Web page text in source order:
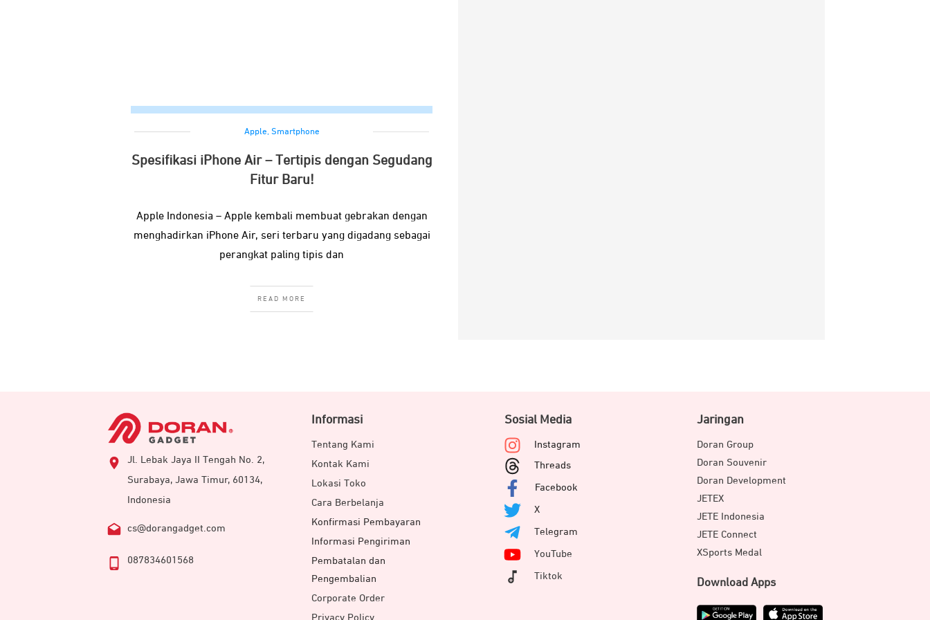
Apple, Smartphone
Spesifikasi iPhone Air – Tertipis dengan Segudang
Fitur Baru!
Apple Indonesia – Apple kembali membuat gebrakan dengan
menghadirkan iPhone Air, seri terbaru yang digadang sebagai
perangkat paling tipis dan
READ MORE
Jl. Lebak Jaya II Tengah No. 2,
Surabaya, Jawa Timur, 60134,
Indonesia
cs@dorangadget.com
087834601568
Informasi
Tentang Kami
Kontak Kami
Lokasi Toko
Cara Berbelanja
Konfirmasi Pembayaran
Informasi Pengiriman
Pembatalan dan
Pengembalian
Corporate Order
Privacy Policy
Sosial Media
Instagram
Threads
Facebook
X
Telegram
YouTube
Tiktok
Jaringan
Doran Group
Doran Souvenir
Doran Development
JETEX
JETE Indonesia
JETE Connect
XSports Medal
Download Apps